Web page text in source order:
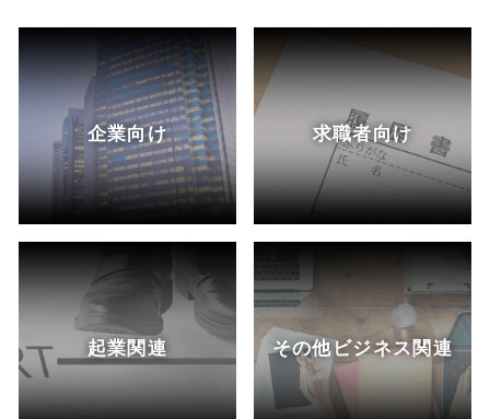
企業向け 求職者向け
起業関連 その他ビジネス関連